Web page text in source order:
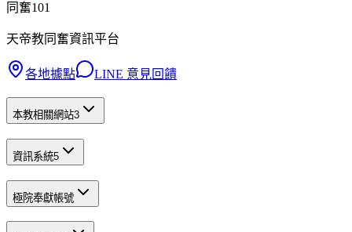
同奮101
天帝教同奮資訊平台
各地據點 LINE 意見回饋
本教相關網站3
資訊系統5
極院奉獻帳號